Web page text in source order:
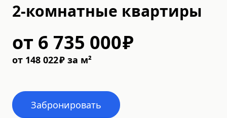
2-комнатные квартиры
от 6 735 000₽
от 148 022₽ за м²
Забронировать